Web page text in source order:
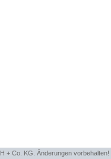
+ Co. KG. Änderungen vorbehalten!